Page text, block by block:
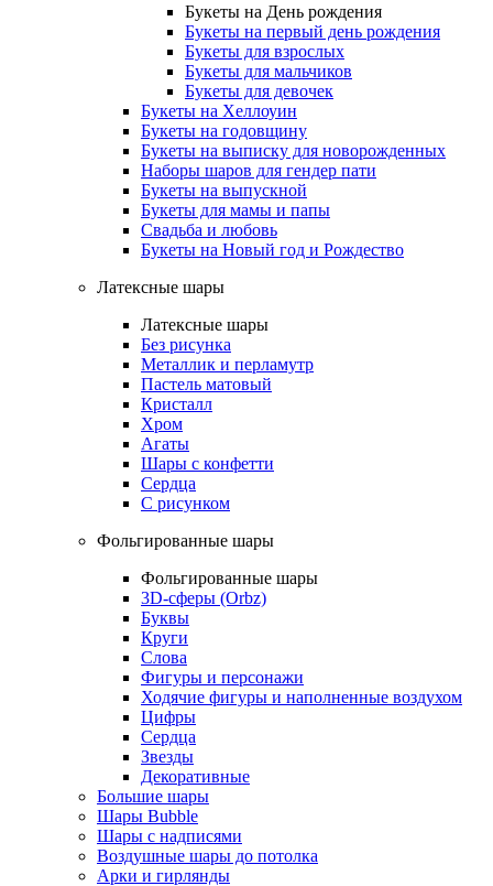
Букеты на День рождения
Букеты на первый день рождения
Букеты для взрослых
Букеты для мальчиков
Букеты для девочек
Букеты на Хеллоуин
Букеты на годовщину
Букеты на выписку для новорожденных
Наборы шаров для гендер пати
Букеты на выпускной
Букеты для мамы и папы
Свадьба и любовь
Букеты на Новый год и Рождество
Латексные шары
Латексные шары
Без рисунка
Металлик и перламутр
Пастель матовый
Кристалл
Хром
Агаты
Шары с конфетти
Сердца
С рисунком
Фольгированные шары
Фольгированные шары
3D-сферы (Orbz)
Буквы
Круги
Слова
Фигуры и персонажи
Ходячие фигуры и наполненные воздухом
Цифры
Сердца
Звезды
Декоративные
Большие шары
Шары Bubble
Шары с надписями
Воздушные шары до потолка
Арки и гирлянды